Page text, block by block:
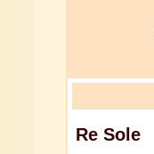
Re Sole